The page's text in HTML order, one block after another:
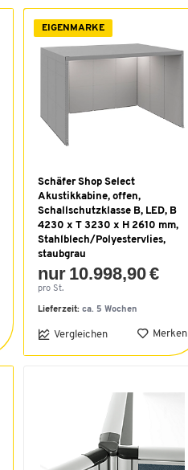
EIGENMARKE
Schäfer Shop Select
Akustikkabine, offen,
Schallschutzklasse B, LED, B
4230 x T 3230 x H 2610 mm,
Stahlblech/Polyestervlies,
staubgrau
nur 10.998,90 €
pro St.
Lieferzeit: ca. 5 Wochen
Vergleichen Merken